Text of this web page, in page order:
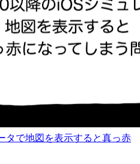
タで地図を表示すると真っ赤